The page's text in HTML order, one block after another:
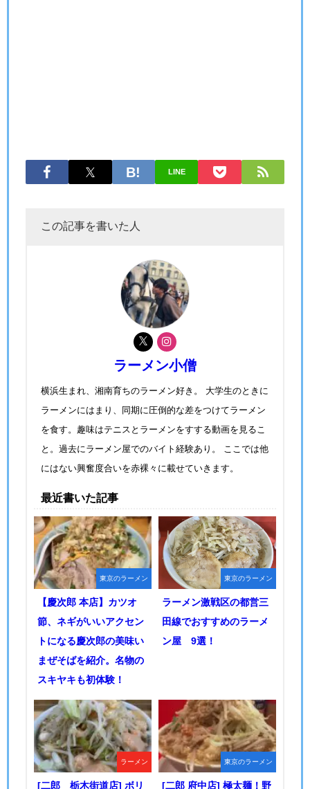
LINE
この記事を書いた人
ラーメン小僧
横浜生まれ、湘南育ちのラーメン好き。 大学生のときに
ラーメンにはまり、同期に圧倒的な差をつけてラーメン
を食す。趣味はテニスとラーメンをすする動画を見るこ
と。過去にラーメン屋でのバイト経験あり。 ここでは他
にはない興奮度合いを赤裸々に載せていきます。
最近書いた記事
東京のラーメン
【慶次郎 本店】カツオ
節、ネギがいいアクセン
トになる慶次郎の美味い
まぜそばを紹介。名物の
スキヤキも初体験！
東京のラーメン
ラーメン激戦区の都営三
田線でおすすめのラーメ
ン屋 9選！
ラーメン
[二郎 栃木街道店] ボリ
東京のラーメン
[二郎 府中店] 極太麺！野